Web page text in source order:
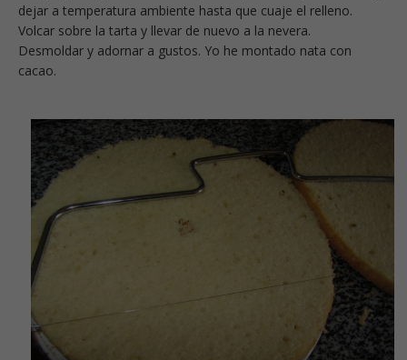
dejar a temperatura ambiente hasta que cuaje el relleno.
Volcar sobre la tarta y llevar de nuevo a la nevera.
Desmoldar y adornar a gustos. Yo he montado nata con
cacao.